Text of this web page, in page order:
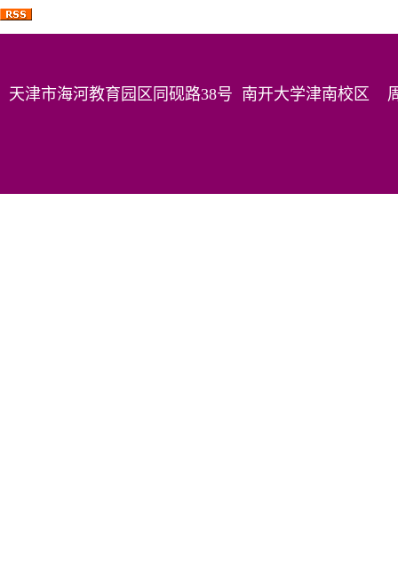
天津市海河教育园区同砚路38号 南开大学津南校区